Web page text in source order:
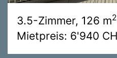
3.5-Zimmer, 126 m2
Mietpreis: 6'940